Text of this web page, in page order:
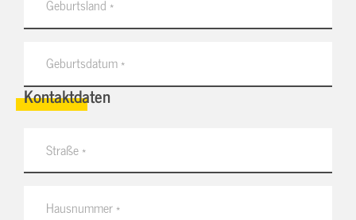
Kontaktdaten